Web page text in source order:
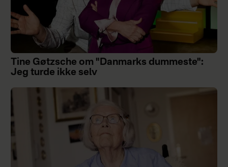
Tine Gøtzsche om "Danmarks dummeste":
Jeg turde ikke selv